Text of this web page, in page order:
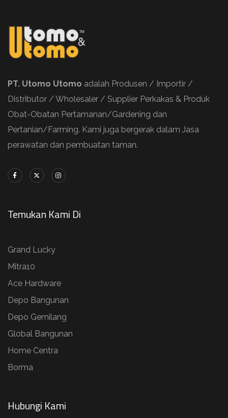
PT. Utomo Utomo adalah Produsen / Importir /
Distributor / Wholesaler / Supplier Perkakas & Produk
Obat-Obatan Pertamanan/Gardening dan
Pertanian/Farming. Kami juga bergerak dalam Jasa
perawatan dan pembuatan taman.
Temukan Kami Di
Grand Lucky
Mitra10
Ace Hardware
Depo Bangunan
Depo Gemilang
Global Bangunan
Home Centra
Borma
Hubungi Kami​